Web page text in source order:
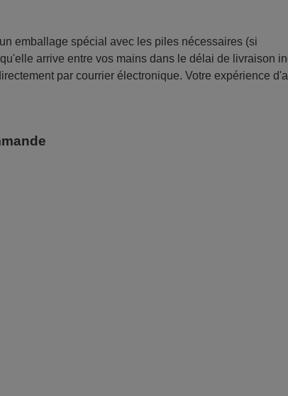
emballage spécial avec les piles nécessaires (si
arrive entre vos mains dans le délai de livraison
par courrier électronique. Votre expérience